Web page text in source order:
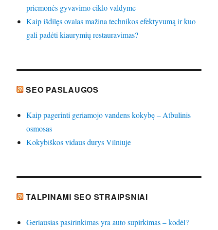
priemonės gyvavimo ciklo valdyme
Kaip išdilęs ovalas mažina technikos efektyvumą ir kuo
gali padėti kiaurymių restauravimas?
SEO PASLAUGOS
Kaip pagerinti geriamojo vandens kokybę – Atbulinis
osmosas
Kokybiškos vidaus durys Vilniuje
TALPINAMI SEO STRAIPSNIAI
Geriausias pasirinkimas yra auto supirkimas – kodėl?